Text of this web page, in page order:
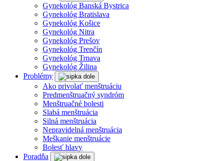
Gynekológ Banská Bystrica
Gynekológ Bratislava
Gynekológ Košice
Gynekológ Nitra
Gynekológ Prešov
Gynekológ Trenčín
Gynekológ Trnava
Gynekológ Žilina
Problémy
Ako privolať menštruáciu
Predmenštruačný syndróm
Menštruačné bolesti
Slabá menštruácia
Silná menštruácia
Nepravidelná menštruácia
Meškanie menštruácie
Bolesť hlavy
Poradňa